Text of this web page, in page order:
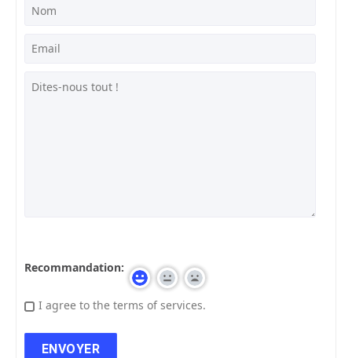
Recommandation:
I agree to the terms of services.